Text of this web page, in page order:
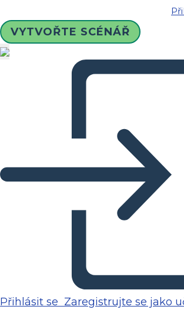
VYTVOŘTE SCÉNÁŘ
Přihlásit se Zaregistrujte se jako